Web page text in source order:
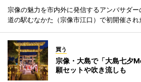
宗像の魅力を市内外に発信するアンバサダー
道の駅むなかた（宗像市江口）で初開催され
買う
宗像・大島で「大島七
願セットや吹き流しも